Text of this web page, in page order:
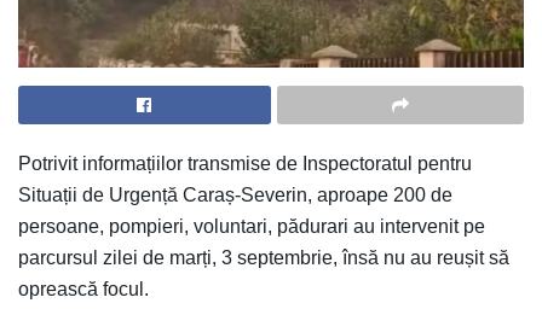
Potrivit informațiilor transmise de Inspectoratul pentru
Situații de Urgență Caraș-Severin, aproape 200 de
persoane, pompieri, voluntari, pădurari au intervenit pe
parcursul zilei de marți, 3 septembrie, însă nu au reușit să
oprească focul.